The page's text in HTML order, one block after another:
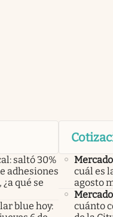
saltó 30%
adhesiones
qué se
blue hoy:
cuál es
agosto
cuánto